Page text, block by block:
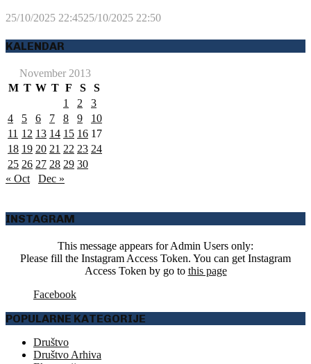
25/10/2025 22:4525/10/2025 22:50
KALENDAR
November 2013
M T W T F S
S
1
2
3
4
5 6 7 8 9
10
11 12 13 14 15 16 17
18 19 20 21 22 23 24
25 26 27 28 29 30
« Oct
Dec »
INSTAGRAM
This message appears for Admin Users only:
Please fill the Instagram Access Token. You can get Instagram
Access Token by go to this page
Facebook
POPULARNE KATEGORIJE
Društvo
Društvo Arhiva